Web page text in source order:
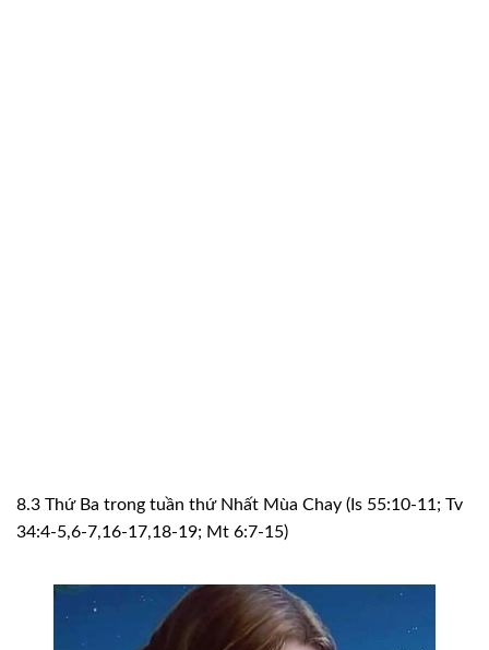
8.3 Thứ Ba trong tuần thứ Nhất Mùa Chay (Is 55:10-11; Tv
34:4-5,6-7,16-17,18-19; Mt 6:7-15)